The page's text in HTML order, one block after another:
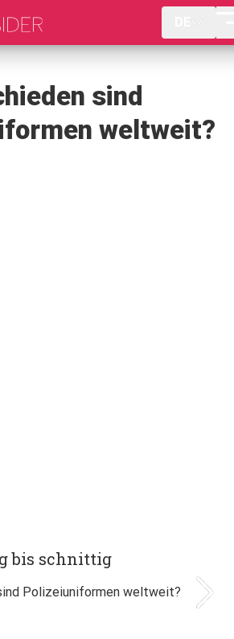
sind
weltweit?
bis schnittig